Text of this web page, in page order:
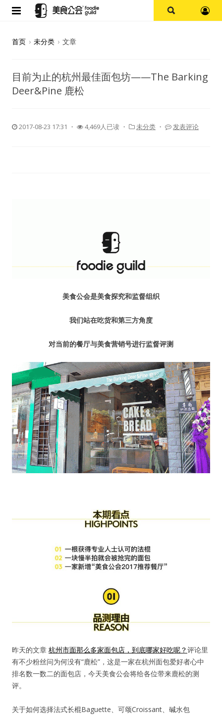
探店报告
上海
水区
首页 › 未分类 › 文章
目前为止的杭州最佳面包坊——The Barking
Deer&Pine 鹿松
2017-08-23 17:31 ・ 4,469人已读 ・ 未分类 ・ 发表评论
美食公会是美食探究和监督组织
我们站在吃货和第三方角度
对当前的餐厅与美食营销号进行监督评测
昨天的文章 杭州市面那么多家面包店，到底哪家好吃呢？评论里
有不少粉丝问为何没有“鹿松”，这是一家在杭州面包爱好者心中
排名数一数二的面包店，今天美食公会将给各位带来鹿松的测
评。
关于如何选择法式长棍Baguette、可颂Croissant、碱水包